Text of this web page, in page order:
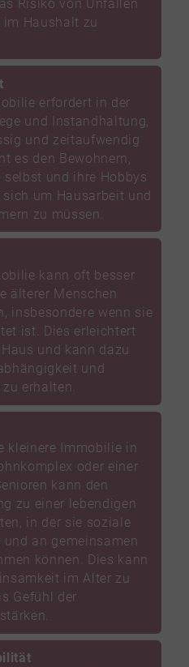
Risiko von Unfällen
im Haushalt zu
erfordert in der
und Instandhaltung,
und zeitaufwendig
es den Bewohnern,
und ihre Hobbys
um Hausarbeit und
zu müssen.
kann oft besser
älterer Menschen
insbesondere wenn sie
ist. Dies erleichtert
und kann dazu
und
erhalten.
kleinere Immobilie in
oder einer
kann den
zu einer lebendigen
in der sie soziale
und an gemeinsamen
können. Dies kann
im Alter zu
Gefühl der